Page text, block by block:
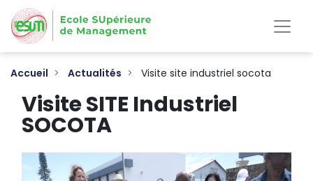
Aller
au
contenu
principal
Accueil Actualités Visite site industriel socota
Visite SITE Industriel
SOCOTA